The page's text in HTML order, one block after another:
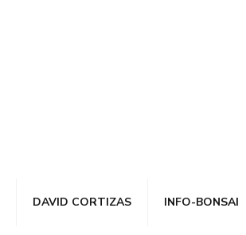
DAVID CORTIZAS INFO-BONSAI